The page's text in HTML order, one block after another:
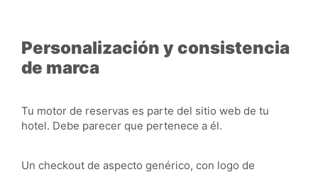
Personalización y consistencia
de marca
Tu motor de reservas es parte del sitio web de tu
hotel. Debe parecer que pertenece a él.
Un checkout de aspecto genérico, con logo de